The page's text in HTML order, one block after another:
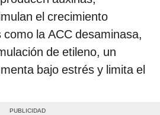
el crecimiento
la ACC desaminasa,
de etileno, un
bajo estrés y limita el